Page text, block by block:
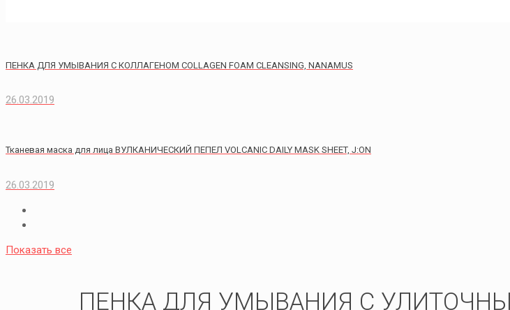
ПЕНКА ДЛЯ УМЫВАНИЯ С КОЛЛАГЕНОМ COLLAGEN FOAM CLEANSING, NANAMUS
26.03.2019
Тканевая маска для лица ВУЛКАНИЧЕСКИЙ ПЕПЕЛ VOLCANIC DAILY MASK SHEET, J:ON
26.03.2019
Показать все
ПЕНКА ДЛЯ УМЫВАНИЯ С